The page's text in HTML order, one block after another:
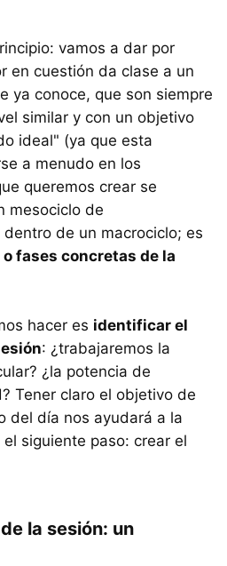
vamos a dar por
en cuestión da clase a un
ya conoce, que son siempre
similar y con un objetivo
ideal" (ya que esta
a menudo en los
queremos crear se
mesociclo de
de un macrociclo; es
fases concretas de la
hacer es identificar el
: ¿trabajaremos la
¿la potencia de
Tener claro el objetivo de
del día nos ayudará a la
siguiente paso: crear el
la sesión: un